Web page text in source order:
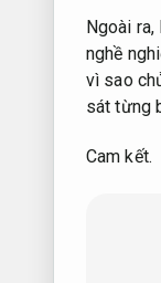
Ngoài ra,
nghề
vì sao
sát từng
Cam kết.